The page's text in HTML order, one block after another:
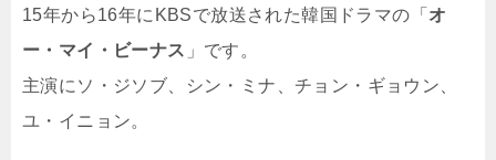
15年から16年にKBSで放送された韓国ドラマの「 オ
ー・マイ・ビーナス 」です。
主演にソ・ジソブ、シン・ミナ、チョン・ギョウン、
ユ・イニョン。